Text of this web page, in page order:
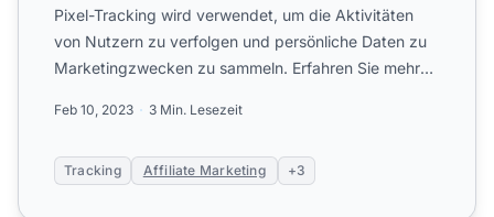
Pixel-Tracking wird verwendet, um die Aktivitäten
von Nutzern zu verfolgen und persönliche Daten zu
Marketingzwecken zu sammeln. Erfahren Sie mehr
Feb 10, 2023 3 Min. Lesezeit
Tracking Affiliate Marketing +3